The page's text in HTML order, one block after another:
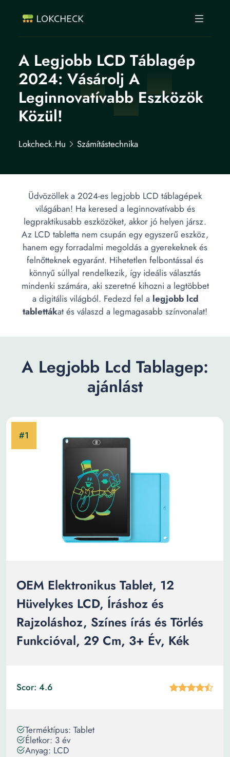
A Legjobb LCD Táblagép
2024: Vásárolj A
Leginnovatívabb Eszközök
Közül!
Lokcheck.hu Számítástechnika
Üdvözöllek a 2024-es legjobb LCD táblagépek
világában! Ha keresed a leginnovatívabb és
legpraktikusabb eszközöket, akkor jó helyen jársz.
Az LCD tabletta nem csupán egy egyszerű eszköz,
hanem egy forradalmi megoldás a gyerekeknek és
felnőtteknek egyaránt. Hihetetlen felbontással és
könnyű súllyal rendelkezik, így ideális választás
mindenki számára, aki szeretné kihozni a legtöbbet
a digitális világból. Fedezd fel a legjobb lcd
tablettákat és válaszd a legmagasabb színvonalat!
A Legjobb Lcd Tablagep:
ajánlást
OEM Elektronikus Tablet, 12
Hüvelykes LCD, Íráshoz és
Rajzoláshoz, Színes írás és Törlés
Funkcióval, 29 Cm, 3+ Év, Kék
Scor: 4.6
Terméktípus: Tablet
Életkor: 3 év
Anyag: LCD